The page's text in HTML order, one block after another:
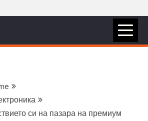
си на пазара на премиум